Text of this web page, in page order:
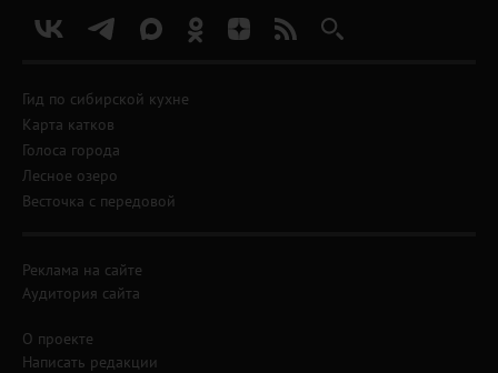
Гид по сибирской кухне
Карта катков
Голоса города
Лесное озеро
Весточка с передовой
Реклама на сайте
Аудитория сайта
О проекте
Написать редакции